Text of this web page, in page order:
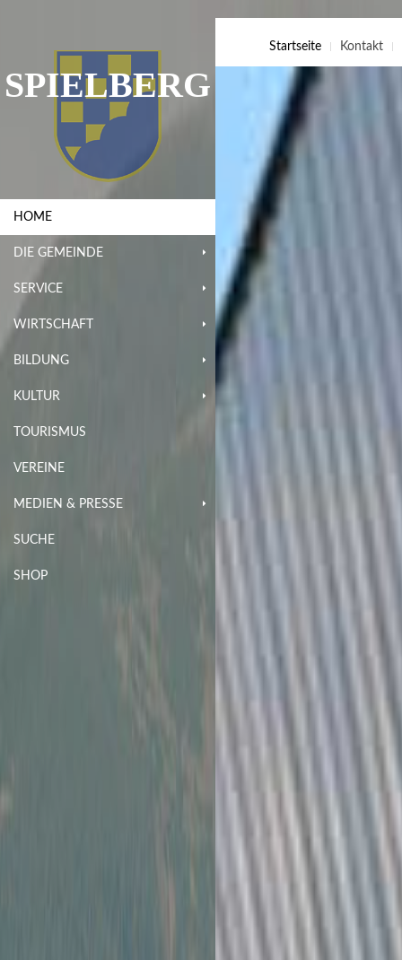
SPIELBERG
HOME
DIE GEMEINDE
SERVICE
WIRTSCHAFT
BILDUNG
KULTUR
TOURISMUS
VEREINE
MEDIEN & PRESSE
SUCHE
SHOP
Startseite Kontakt